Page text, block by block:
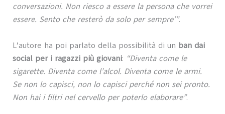
conversazioni. Non riesco a essere la persona che vorrei
essere. Sento che resterò da solo per sempre’”.
L’autore ha poi parlato della possibilità di un ban dai
social per i ragazzi più giovani: “Diventa come le
sigarette. Diventa come l’alcol. Diventa come le armi.
Se non lo capisci, non lo capisci perché non sei pronto.
Non hai i filtri nel cervello per poterlo elaborare”.